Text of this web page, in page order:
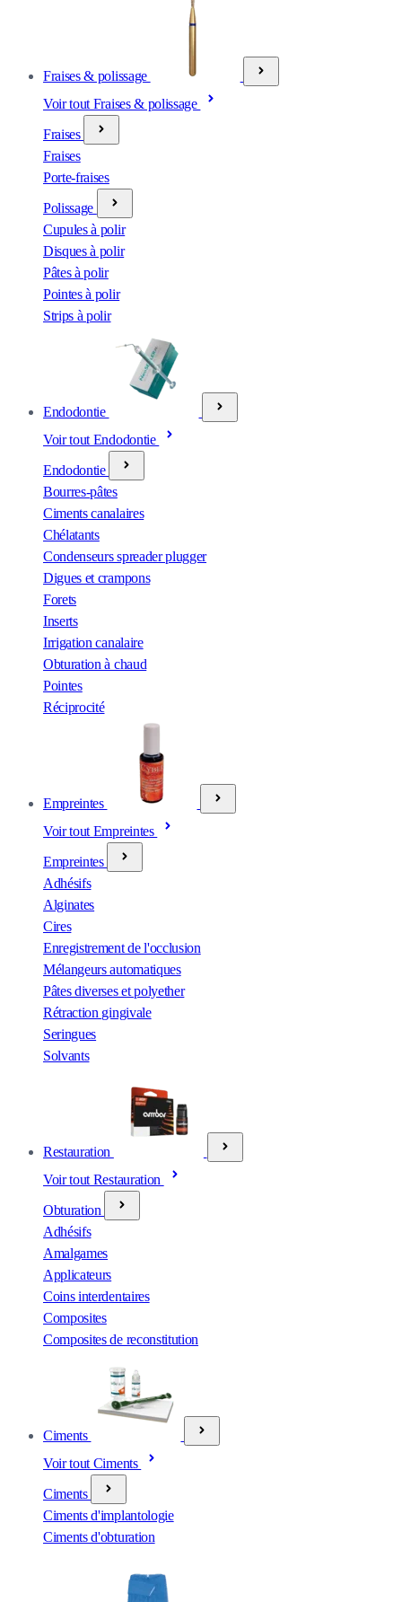
Fraises & polissage
Voir tout Fraises & polissage
Fraises
Fraises
Porte-fraises
Polissage
Cupules à polir
Disques à polir
Pâtes à polir
Pointes à polir
Strips à polir
Endodontie
Voir tout Endodontie
Endodontie
Bourres-pâtes
Ciments canalaires
Chélatants
Condenseurs spreader plugger
Digues et crampons
Forets
Inserts
Irrigation canalaire
Obturation à chaud
Pointes
Réciprocité
Empreintes
Voir tout Empreintes
Empreintes
Adhésifs
Alginates
Cires
Enregistrement de l'occlusion
Mélangeurs automatiques
Pâtes diverses et polyether
Rétraction gingivale
Seringues
Solvants
Restauration
Voir tout Restauration
Obturation
Adhésifs
Amalgames
Applicateurs
Coins interdentaires
Composites
Composites de reconstitution
Ciments
Voir tout Ciments
Ciments
Ciments d'implantologie
Ciments d'obturation